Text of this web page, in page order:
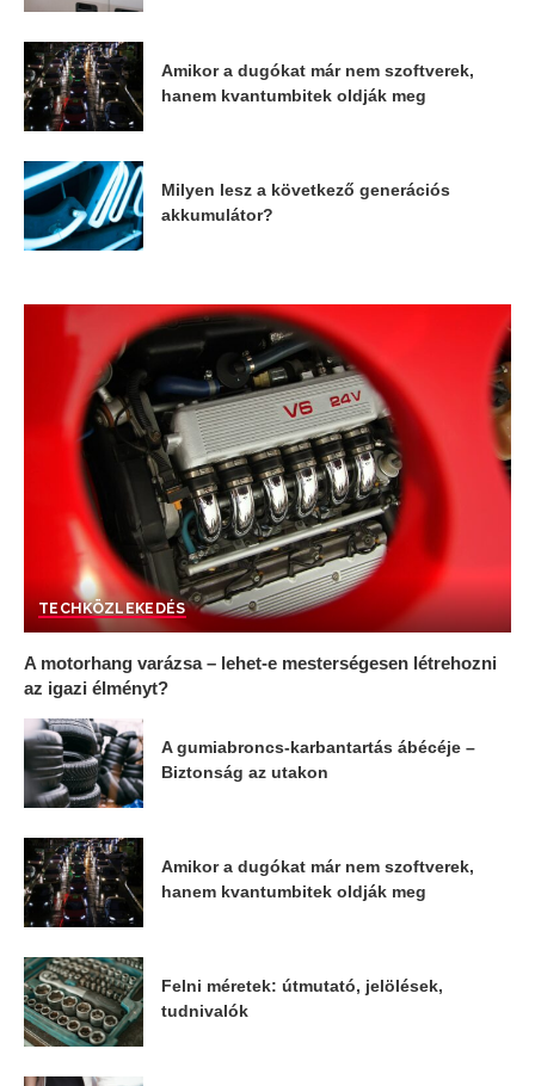
Amikor a dugókat már nem szoftverek,
hanem kvantumbitek oldják meg
Milyen lesz a következő generációs
akkumulátor?
TECHKÖZLEKEDÉS
A motorhang varázsa – lehet-e mesterségesen létrehozni
az igazi élményt?
A gumiabroncs-karbantartás ábécéje –
Biztonság az utakon
Amikor a dugókat már nem szoftverek,
hanem kvantumbitek oldják meg
Felni méretek: útmutató, jelölések,
tudnivalók